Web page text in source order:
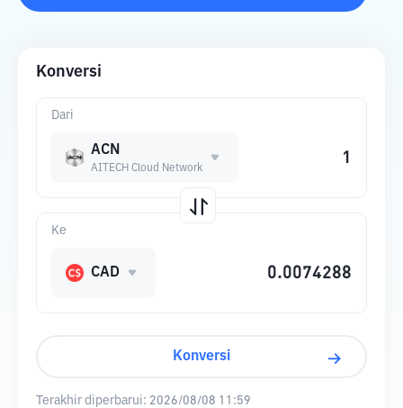
Konversi
Dari
ACN
AITECH Cloud Network
Ke
CAD
Konversi
Terakhir diperbarui: 2026/08/08 11:59